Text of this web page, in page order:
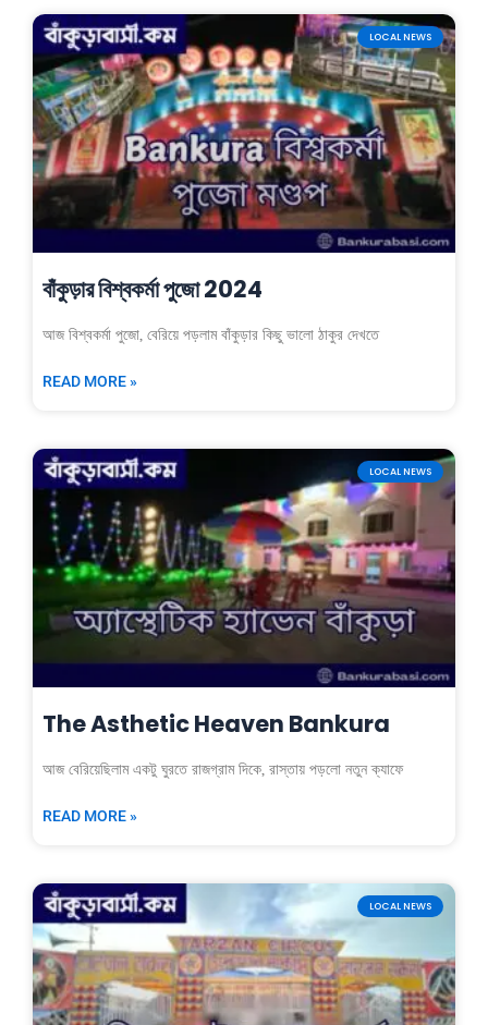
LOCAL NEWS
বাঁকুড়ার বিশ্বকর্মা পুজো 2024
আজ বিশ্বকর্মা পুজো, বেরিয়ে পড়লাম বাঁকুড়ার কিছু ভালো ঠাকুর দেখতে
READ MORE »
LOCAL NEWS
The Asthetic Heaven Bankura
আজ বেরিয়েছিলাম একটু ঘুরতে রাজগ্রাম দিকে, রাস্তায় পড়লো নতুন ক্যাফে
READ MORE »
LOCAL NEWS